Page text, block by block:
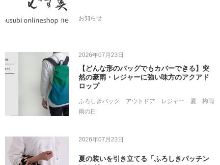
お知らせ
2026年07月23日
【どんな形のバッグでもカバーできる】突
然の豪雨・レジャーに強い味方のアクアド
ロップ
ふろしきバッグ アウトドア レジャー 夏
梅雨
雨の日
2026年07月23日
夏の装いを引き立てる「ふろしきパッチン